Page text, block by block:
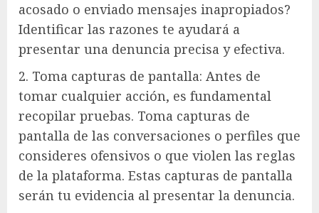
acosado o enviado mensajes inapropiados?
Identificar las razones te ayudará a
presentar una denuncia precisa y efectiva.
2. Toma capturas de pantalla: Antes de
tomar cualquier acción, es fundamental
recopilar pruebas. Toma capturas de
pantalla de las conversaciones o perfiles que
consideres ofensivos o que violen las reglas
de la plataforma. Estas capturas de pantalla
serán tu evidencia al presentar la denuncia.